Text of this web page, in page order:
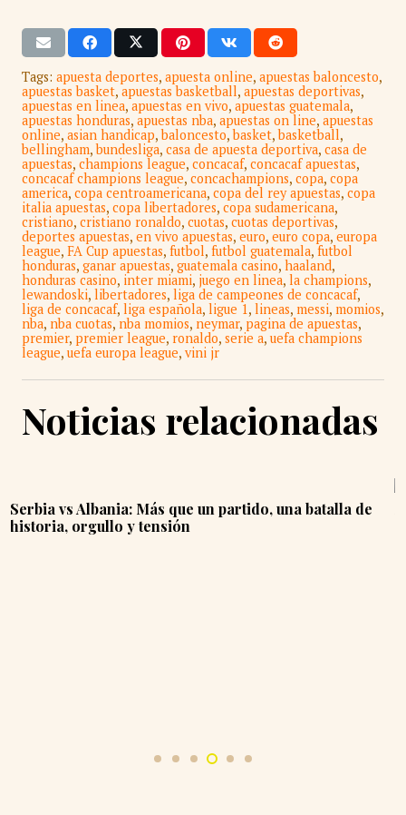
Tags: apuesta deportes, apuesta online, apuestas baloncesto,
apuestas basket, apuestas basketball, apuestas deportivas,
apuestas en linea, apuestas en vivo, apuestas guatemala,
apuestas honduras, apuestas nba, apuestas on line, apuestas
online, asian handicap,baloncesto,basket,basketball,
bellingham,bundesliga, casa de apuesta deportiva, casa de
apuestas, champions league, concacaf, concacaf apuestas,
concacaf champions league, concachampions, copa, copa
america, copa centroamericana, copa del rey apuestas, copa
italia apuestas, copa libertadores, copa sudamericana,
cristiano, cristiano ronaldo, cuotas, cuotas deportivas,
deportes apuestas, en vivo apuestas, euro, euro copa, europa
league, FA Cup apuestas, futbol, futbol guatemala, futbol
honduras, ganar apuestas, guatemala casino, haaland,
honduras casino, inter miami, juego en linea, la champions,
lewandoski, libertadores, liga de campeones de concacaf,
liga de concacaf, liga española, ligue 1, lineas, messi, momios,
nba, nba cuotas, nba momios, neymar, pagina de apuestas,
premier, premier league, ronaldo, serie a, uefa champions
league, uefa europa league, vini jr
Noticias relacionadas
Se calienta la pelea por la cima y la clasificación en
el Clausura 2025 de Guatemala